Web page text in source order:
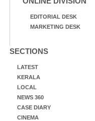
EDITORIAL DESK
MARKETING DESK
SECTIONS
LATEST
KERALA
LOCAL
NEWS 360
CASE DIARY
CINEMA